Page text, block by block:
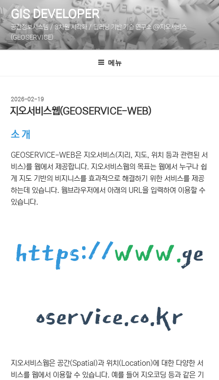
텐
츠
로
바
GIS DEVELOPER
공간정보시스템 / 3차원 시각화 / 딥러닝 기반 기술 연구소 @지오서비스
(GEOSERVICE)
메뉴
작
성
2026-02-19
지오서비스웹(GEOSERVICE-WEB)
소 개
GEOSERVICE-WEB은 지오서비스(지리, 지도, 위치 등과 관련된 서
비스)를 웹에서 제공합니다. 지오서비스웹의 목표는 웹에서 누구나 쉽
게 지도 기반의 비지니스를 효과적으로 해결하기 위한 서비스를 제공
하는데 있습니다. 웹브라우저에서 아래의 URL을 입력하여 이용할 수
있습니다.
https://www.ge
oservice.co.kr
지오서비스웹은 공간(Spatial)과 위치(Location)에 대한 다양한 서
비스를 웹에서 이용할 수 있습니다. 예를 들어 지오코딩 등과 같은 기